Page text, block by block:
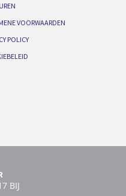
VOORWAARDEN
POLICY
BIJ